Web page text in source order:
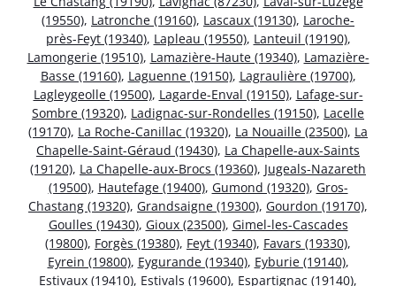
(19550), Latronche (19160), Lascaux (19130), Laroche-
près-Feyt (19340), Lapleau (19550), Lanteuil (19190),
Lamongerie (19510), Lamazière-Haute (19340), Lamazière-
Basse (19160), Laguenne (19150), Lagraulière (19700),
Lagleygeolle (19500), Lagarde-Enval (19150), Lafage-sur-
Sombre (19320), Ladignac-sur-Rondelles (19150), Lacelle
(19170), La Roche-Canillac (19320), La Nouaille (23500), La
Chapelle-Saint-Géraud (19430), La Chapelle-aux-Saints
(19120), La Chapelle-aux-Brocs (19360), Jugeals-Nazareth
(19500), Hautefage (19400), Gumond (19320), Gros-
Chastang (19320), Grandsaigne (19300), Gourdon (19170),
Goulles (19430), Gioux (23500), Gimel-les-Cascades
(19800), Forgès (19380), Feyt (19340), Favars (19330),
Eyrein (19800), Eygurande (19340), Eyburie (19140),
Estivaux (19410), Estivals (19600), Espartignac (19140),